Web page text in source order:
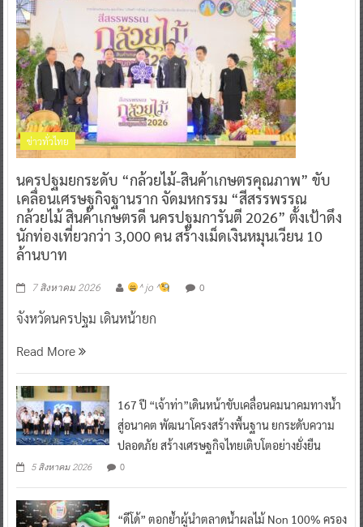
ข่าวทั่วไทย
นครปฐมยกระดับ “กล้วยไม้-สินค้าเกษตรคุณภาพ” ขับ
เคลื่อนเศรษฐกิจฐานราก จัดมหกรรม “สีสรรพรรณ
กล้วยไม้ สินค้าเกษตรดี นครปฐมการันตี 2026” ตั้งเป้าดึง
นักท่องเที่ยวกว่า 3,000 คน สร้างเม็ดเงินหมุนเวียน 10
ล้านบาท
7 สิงหาคม 2026 ^ jo ^ 0
จังหวัดนครปฐม เดินหน้ายก
Read More
167 ปี “เจ้าท่า”เดินหน้าขับเคลื่อนคมนาคมทางน้ำ
สู่อนาคต พัฒนาโครงสร้างพื้นฐาน ยกระดับความ
ปลอดภัย สร้างเศรษฐกิจไทยเติบโตอย่างยั่งยืน
5 สิงหาคม 2026 0
“ดีโด้” ตอกย้ำผู้นำตลาดน้ำผลไม้ Non 100% ครอง